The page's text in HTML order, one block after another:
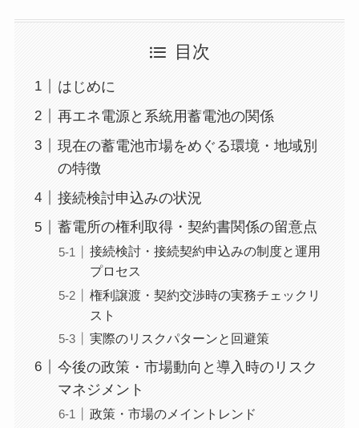
目次
はじめに
再エネ電源と系統用蓄電池の関係
現在の蓄電池市場をめぐる環境・地域別
の特徴
接続検討申込みの状況
蓄電所の権利取得・契約書関係の留意点
接続検討・接続契約申込みの制度と運用
プロセス
権利譲渡・契約交渉時の実務チェックリ
スト
実際のリスクパターンと回避策
今後の政策・市場動向と導入時のリスク
マネジメント
政策・市場のメイントレンド